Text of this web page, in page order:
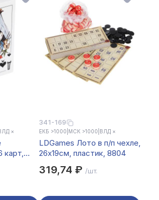
×
карт,
341-169
ЕКБ >1000 МСК >1000 ВЛД ×
LDGames Лото в п/п чехле,
26х19см, пластик, 8804
319,74 ₽ /шт.